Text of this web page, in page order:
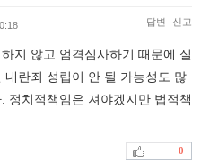
답변 신고
지 않고 엄격심사하기 때문에 실
란죄 성립이 안 될 가능성도 많
정치적책임은 져야겠지만 법적책
0